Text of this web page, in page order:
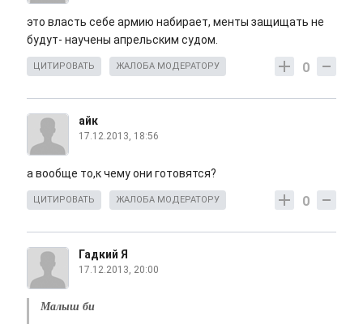
это власть себе армию набирает, менты защищать не
будут- научены апрельским судом.
0
ЦИТИРОВАТЬ ЖАЛОБА МОДЕРАТОРУ
айк
17.12.2013, 18:56
а вообще то,к чему они готовятся?
0
ЦИТИРОВАТЬ ЖАЛОБА МОДЕРАТОРУ
Гадкий Я
17.12.2013, 20:00
Малыш би